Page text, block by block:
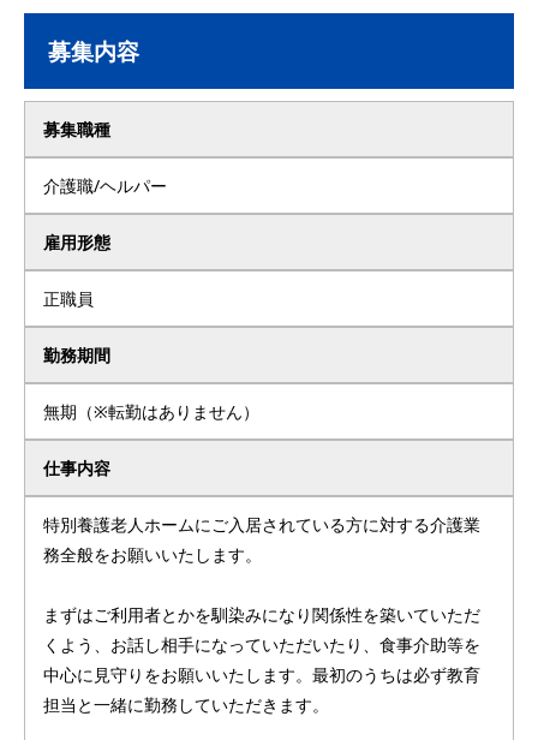
募集内容
募集職種
介護職/ヘルパー
雇用形態
正職員
勤務期間
無期（※転勤はありません）
仕事内容
特別養護老人ホームにご入居されている方に対する介護業
務全般をお願いいたします。
まずはご利用者とかを馴染みになり関係性を築いていただ
くよう、お話し相手になっていただいたり、食事介助等を
中心に見守りをお願いいたします。最初のうちは必ず教育
担当と一緒に勤務していただきます。